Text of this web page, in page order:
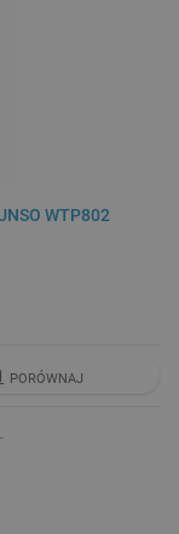
WTP802
PORÓWNAJ